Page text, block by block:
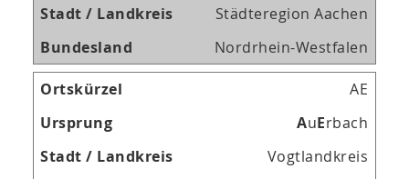
Städteregion Aachen
Nordrhein-Westfalen
AE
AuErbach
Vogtlandkreis